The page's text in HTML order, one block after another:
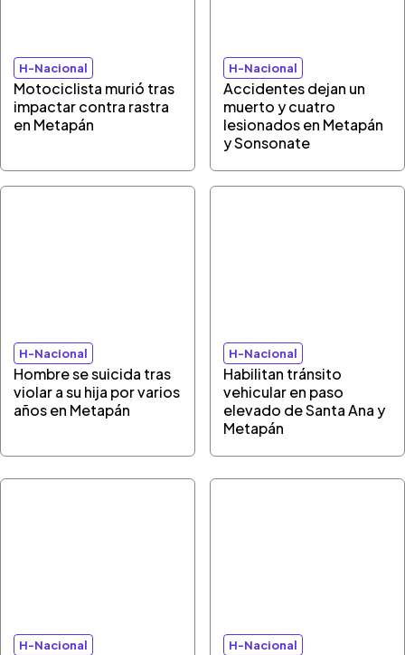
H-Nacional
Motociclista murió tras
impactar contra rastra
en Metapán
H-Nacional
Accidentes dejan un
muerto y cuatro
lesionados en Metapán
y Sonsonate
H-Nacional
Hombre se suicida tras
violar a su hija por varios
años en Metapán
H-Nacional
Habilitan tránsito
vehicular en paso
elevado de Santa Ana y
Metapán
H-Nacional H-Nacional